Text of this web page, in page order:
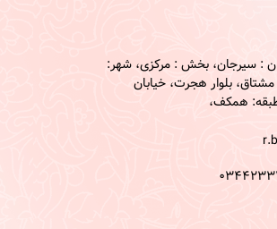
: سیرجان، بخش : مرکزی، شهر:
بلوار هجرت، خیابان